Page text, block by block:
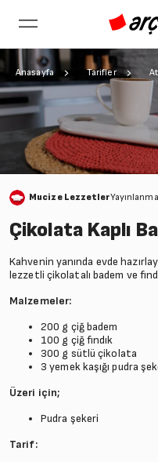
Anasayfa Tarifler
Mucize Lezzetler
Çikolata Kaplı
Kahvenin yanında evde
lezzetli çikolatalı badem ve
Malzemeler:
200 g çiğ badem
100 g çiğ fındık
300 g sütlü çikolata
3 yemek kaşığı pudra
Üzeri için;
Pudra şekeri
Tarif: